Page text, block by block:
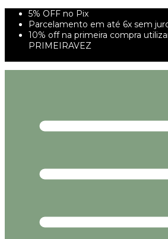
5% OFF no Pix
Parcelamento em até 6x sem
10% off na primeira compra
PRIMEIRAVEZ